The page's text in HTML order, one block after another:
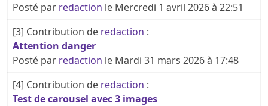
Posté par redaction le Mercredi 1 avril 2026 à 22:51
[3] Contribution de redaction :
Attention danger
Posté par redaction le Mardi 31 mars 2026 à 17:48
[4] Contribution de redaction :
Test de carousel avec 3 images